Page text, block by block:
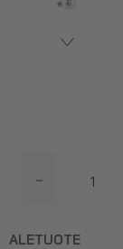
-
ALETUOTE